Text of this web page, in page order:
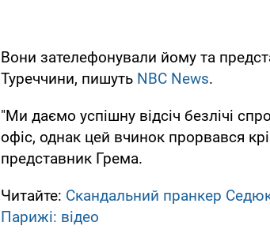
Вони зателефонували йому та
Туреччини, пишуть NBC News.
"Ми даємо успішну відсіч безлічі
офіс, однак цей вчинок прорвався
представник Грема.
Читайте: Скандальний пранкер
Парижі: відео